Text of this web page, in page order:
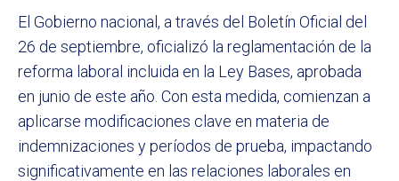
El Gobierno nacional, a través del Boletín Oficial del
26 de septiembre, oficializó la reglamentación de la
reforma laboral incluida en la Ley Bases, aprobada
en junio de este año. Con esta medida, comienzan a
aplicarse modificaciones clave en materia de
indemnizaciones y períodos de prueba, impactando
significativamente en las relaciones laborales en